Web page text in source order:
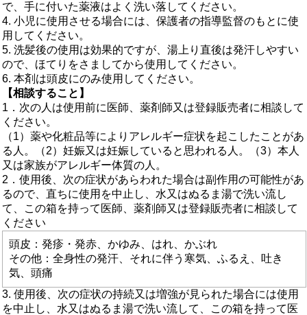
で、手に付いた薬液はよく洗い落してください。
4. 小児に使用させる場合には、保護者の指導監督のもとに使
用してください。
5. 洗髪後の使用は効果的ですが、湯上り直後は発汗しやすい
ので、ほてりをさましてから使用してください。
6. 本剤は頭皮にのみ使用してください。
【相談すること】
1．次の人は使用前に医師、薬剤師又は登録販売者に相談して
ください。
（1）薬や化粧品等によりアレルギー症状を起こしたことがあ
る人。（2）妊娠又は妊娠していると思われる人。（3）本人
又は家族がアレルギー体質の人。
2．使用後、次の症状があらわれた場合は副作用の可能性があ
るので、直ちに使用を中止し、水又はぬるま湯で洗い流し
て、この箱を持って医師、薬剤師又は登録販売者に相談して
ください
頭皮：発疹・発赤、かゆみ、はれ、かぶれ
その他：全身性の発汗、それに伴う寒気、ふるえ、吐き
気、頭痛
3. 使用後、次の症状の持続又は増強が見られた場合には使用
を中止し、水又はぬるま湯で洗い流して、この箱を持って医